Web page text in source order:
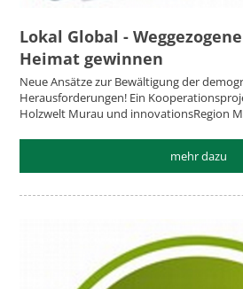
Lokal Global -
Heimat gewinnen
Neue Ansätze zur Bewältigung der
Herausforderungen! Ein
Holzwelt Murau und innovationsRegion
mehr dazu